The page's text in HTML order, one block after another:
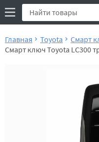
Главная Toyota Смарт
Смарт ключ Toyota LC300